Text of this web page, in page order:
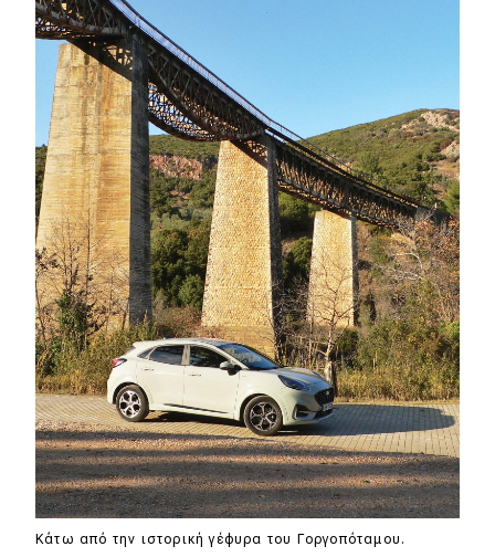
Κάτω από την ιστορική γέφυρα του Γοργοπόταμου.